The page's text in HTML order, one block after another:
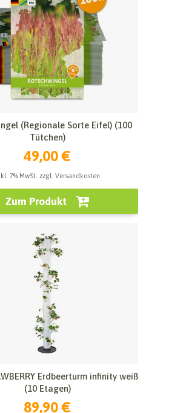
(Regionale Sorte Eifel) (100
Tütchen)
49,00 €
7% MwSt. zzgl. Versandkosten
Zum Produkt
Erdbeerturm infinity weiß
(10 Etagen)
89,90 €